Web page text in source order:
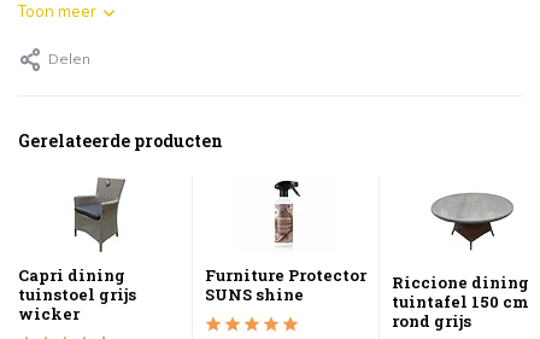
Toon meer
Delen
Gerelateerde producten
Capri dining
tuinstoel grijs
wicker
Furniture Protector
SUNS shine
Riccione dining
tuintafel 150 cm
rond grijs